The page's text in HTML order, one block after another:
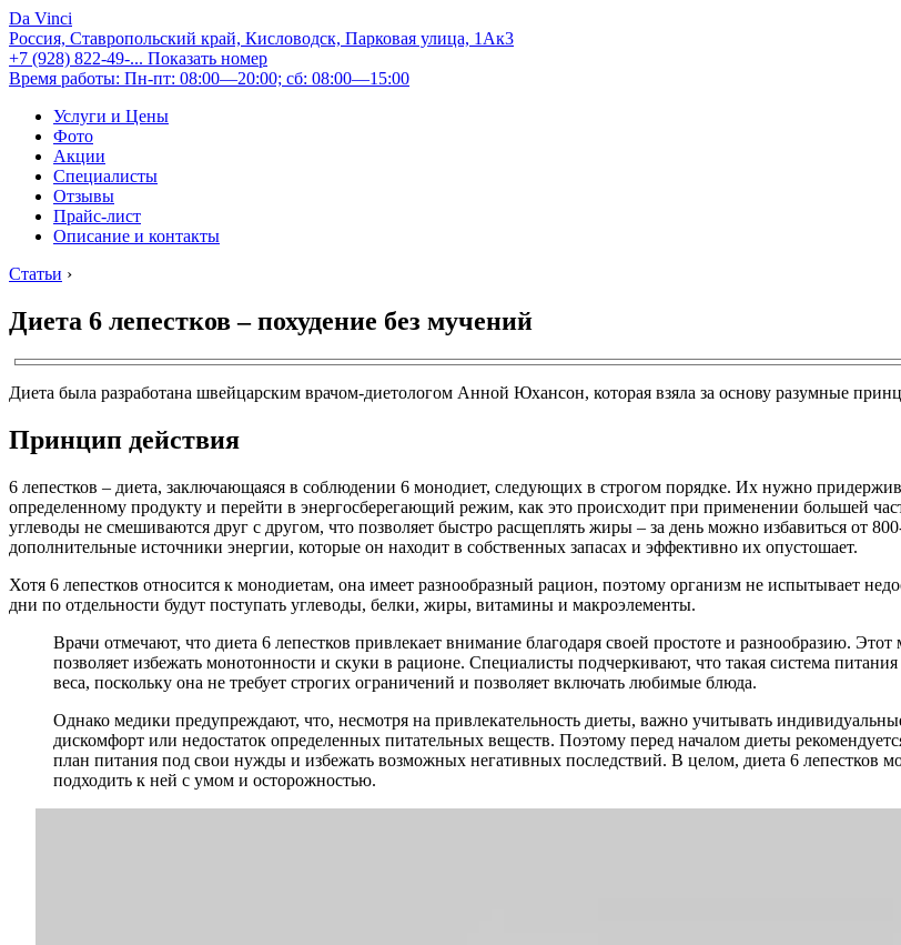
Da Vinci
Россия, Ставропольский край, Кисловодск, Парковая улица, 1Ак3
+7 (928) 822-49-... Показать номер
Время работы: Пн-пт: 08:00—20:00; сб: 08:00—15:00
Услуги и Цены
Фото
Акции
Специалисты
Отзывы
Прайс-лист
Описание и контакты
Статьи ›
Диета 6 лепестков – похудение без мучений
Диета была разработана швейцарским врачом-диетологом Анной Юхансон, которая взяла за основу разумные
Принцип действия
6 лепестков – диета, заключающаяся в соблюдении 6 монодиет, следующих в строгом порядке. Их нужно
определенному продукту и перейти в энергосберегающий режим, как это происходит при применении большей
углеводы не смешиваются друг с другом, что позволяет быстро расщеплять жиры – за день можно избавиться от
дополнительные источники энергии, которые он находит в собственных запасах и эффективно их опустошает.
Хотя 6 лепестков относится к монодиетам, она имеет разнообразный рацион, поэтому организм не испытывает
дни по отдельности будут поступать углеводы, белки, жиры, витамины и макроэлементы.
Врачи отмечают, что диета 6 лепестков привлекает внимание благодаря своей простоте и разнообразию.
позволяет избежать монотонности и скуки в рационе. Специалисты подчеркивают, что такая система
веса, поскольку она не требует строгих ограничений и позволяет включать любимые блюда.
Однако медики предупреждают, что, несмотря на привлекательность диеты, важно учитывать
дискомфорт или недостаток определенных питательных веществ. Поэтому перед началом диеты
план питания под свои нужды и избежать возможных негативных последствий. В целом, диета 6 лепестков
подходить к ней с умом и осторожностью.